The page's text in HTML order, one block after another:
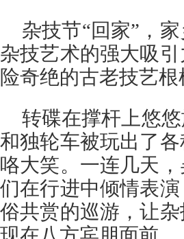
杂技节“回家”，
杂技艺术的强大吸
险奇绝的古老技艺
转碟在撑杆上悠
和独轮车被玩出了
咯大笑。一连几天
们在行进中倾情表
俗共赏的巡游，让